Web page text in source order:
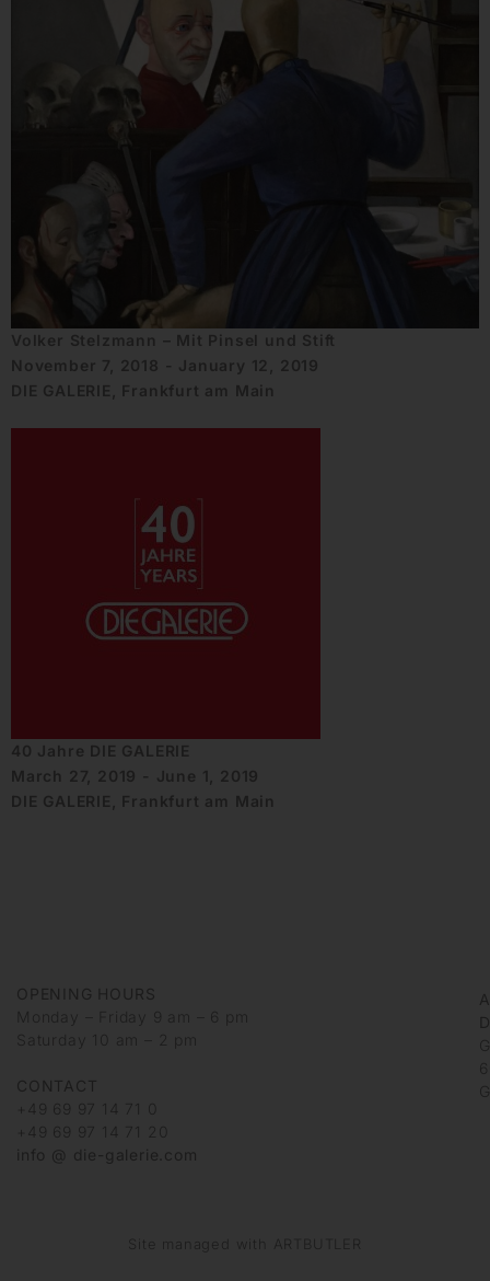
Volker Stelzmann – Mit Pinsel und Stift
November 7, 2018 - January 12, 2019
DIE GALERIE, Frankfurt am Main
40 Jahre DIE GALERIE
March 27, 2019 - June 1, 2019
DIE GALERIE, Frankfurt am Main
OPENING HOURS
Monday – Friday 9 am – 6 pm
Saturday 10 am – 2 pm
CONTACT
+49 69 97 14 71 0
+49 69 97 14 71 20
info @ die-galerie.com
Site managed with ARTBUTLER